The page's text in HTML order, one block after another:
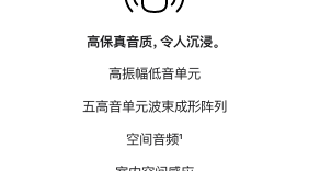
高保真音质，令人沉浸。
高振幅低音单元
五高音单元波束成形阵列
空间音频脚
¹